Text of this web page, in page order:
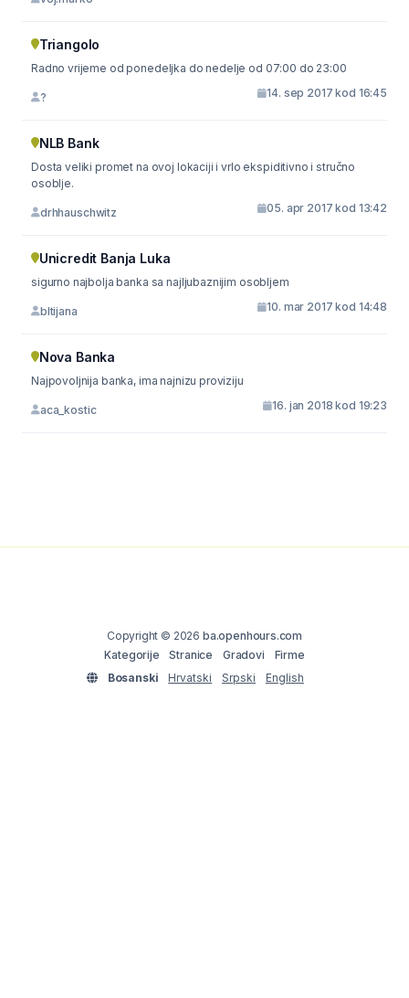
Triangolo
Radno vrijeme od ponedeljka do nedelje od 07:00 do 23:00
? 14. sep 2017 kod 16:45
NLB Bank
Dosta veliki promet na ovoj lokaciji i vrlo ekspiditivno i stručno
osoblje.
drhhauschwitz 05. apr 2017 kod 13:42
Unicredit Banja Luka
sigurno najbolja banka sa najljubaznijim osobljem
bltijana 10. mar 2017 kod 14:48
Nova Banka
Najpovoljnija banka, ima najnizu proviziju
aca_kostic 16. jan 2018 kod 19:23
Copyright © 2026 ba.openhours.com
Kategorije
Stranice Gradovi
Firme
Bosanski
Hrvatski Srpski English